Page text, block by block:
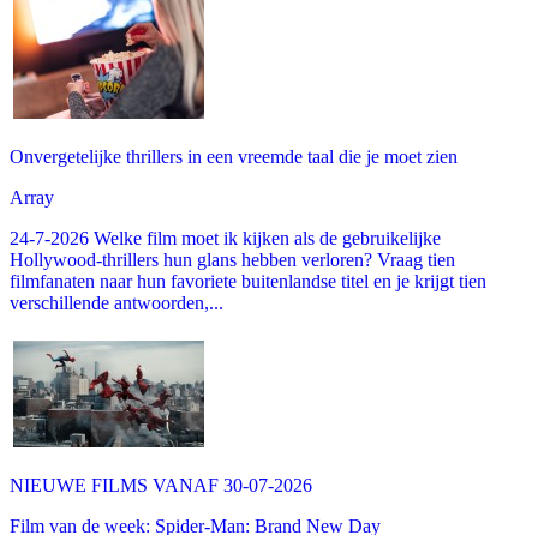
Onvergetelijke thrillers in een vreemde taal die je moet zien
Array
24-7-2026 Welke film moet ik kijken als de gebruikelijke
Hollywood-thrillers hun glans hebben verloren? Vraag tien
filmfanaten naar hun favoriete buitenlandse titel en je krijgt tien
verschillende antwoorden,...
NIEUWE FILMS VANAF 30-07-2026
Film van de week: Spider-Man: Brand New Day